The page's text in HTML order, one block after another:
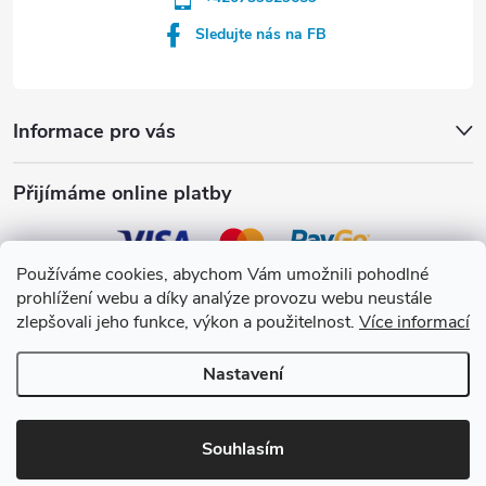
Používáme cookies, abychom Vám umožnili pohodlné
prohlížení webu a díky analýze provozu webu neustále
zlepšovali jeho funkce, výkon a použitelnost. Více informací
Nastavení
Souhlasím
Informace pro vás
Přijímáme online platby
Sledujte nás na FB
Crystalpool s.r.o.
Copyright 2026Crystalpool e-shop. Všechna práva vyhrazena.Upravit
nastavení cookies